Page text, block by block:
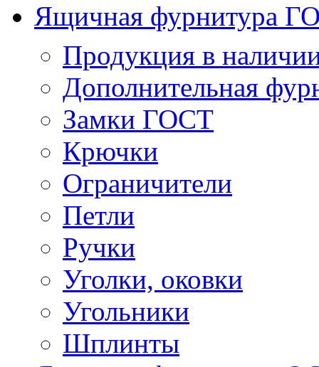
Ящичная фурнитура
Продукция в
Дополнительная
Замки ГОСТ
Крючки
Ограничители
Петли
Ручки
Уголки, оковки
Угольники
Шплинты